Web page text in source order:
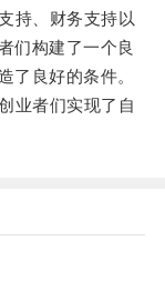
持、财务支持以
们构建了一个良
了良好的条件。
业者们实现了自